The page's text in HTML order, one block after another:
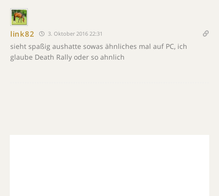
link82 3. Oktober 2016 22:31
sieht spaßig aushatte sowas ähnliches mal auf PC, ich
glaube Death Rally oder so ahnlich